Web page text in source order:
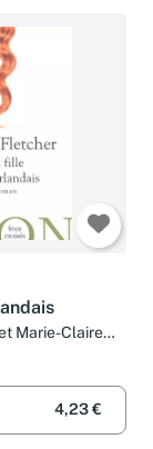
Marie-Claire
4,23 €